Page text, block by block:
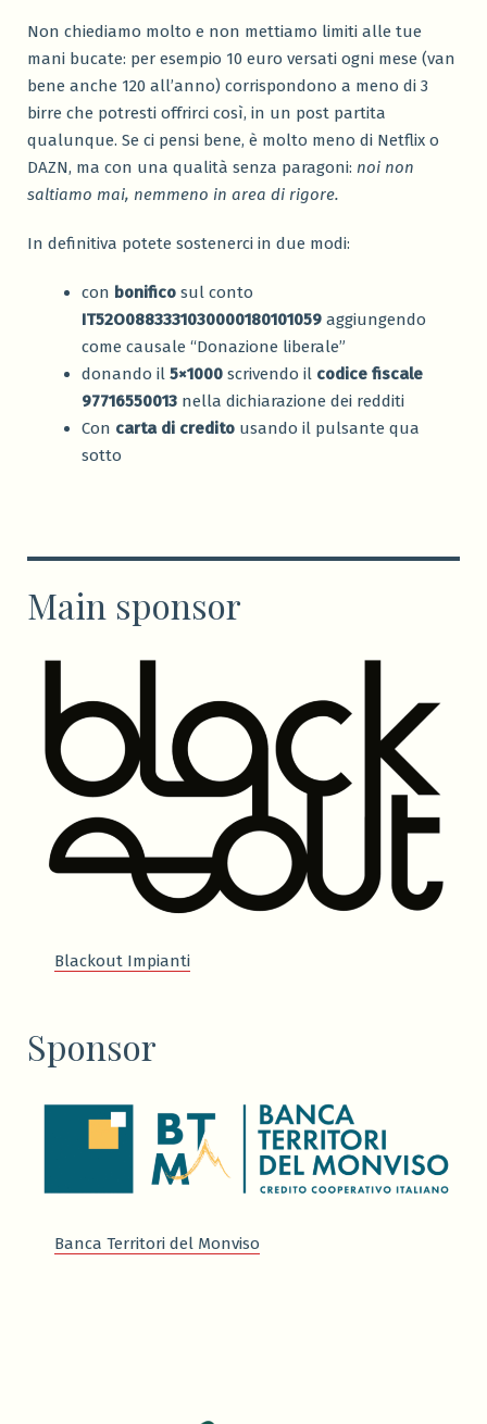
Non chiediamo molto e non mettiamo limiti alle tue
mani bucate: per esempio 10 euro versati ogni mese (van
bene anche 120 all’anno) corrispondono a meno di 3
birre che potresti offrirci così, in un post partita
qualunque. Se ci pensi bene, è molto meno di Netflix o
DAZN, ma con una qualità senza paragoni: noi non
saltiamo mai, nemmeno in area di rigore.
In definitiva potete sostenerci in due modi:
con bonifico sul conto
IT52O0883331030000180101059 aggiungendo
come causale “Donazione liberale”
donando il 5×1000 scrivendo il codice fiscale
97716550013 nella dichiarazione dei redditi
Con carta di credito usando il pulsante qua
sotto
Main sponsor
Blackout Impianti
Sponsor
Banca Territori del Monviso